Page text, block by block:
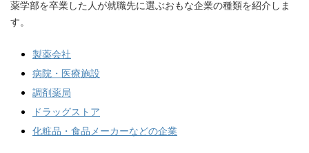
薬学部を卒業した人が就職先に選ぶおもな企業の種類を紹介しま
す。
製薬会社
病院・医療施設
調剤薬局
ドラッグストア
化粧品・食品メーカーなどの企業